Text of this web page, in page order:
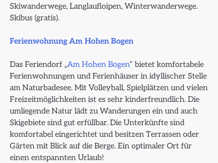
Skiwanderwege, Langlaufloipen, Winterwanderwege.
Skibus (gratis).
Ferienwohnung Am Hohen Bogen
Das Feriendorf „Am Hohen Bogen“ bietet komfortabele
Ferienwohnungen und Ferienhäuser in idyllischer Stelle
am Naturbadesee. Mit Volleyball, Spielplätzen und vielen
Freizeitmöglichkeiten ist es sehr kinderfreundlich. Die
umliegende Natur lädt zu Wanderungen ein und auch
Skigebiete sind gut erfüllbar. Die Unterkünfte sind
komfortabel eingerichtet und besitzen Terrassen oder
Gärten mit Blick auf die Berge. Ein optimaler Ort für
einen entspannten Urlaub!